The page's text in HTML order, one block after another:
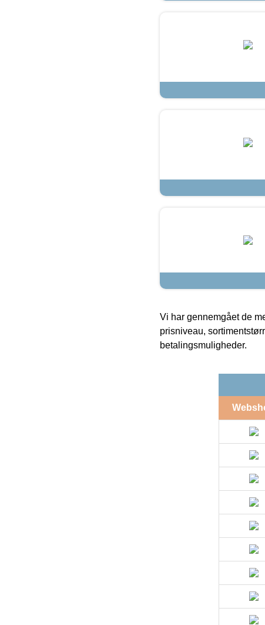
Vi har gennemgået de
prisniveau,
betalingsmuligheder.